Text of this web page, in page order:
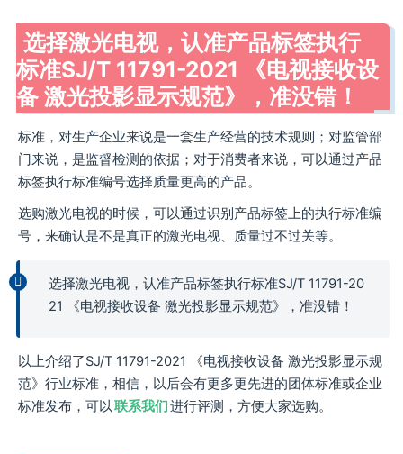
选择激光电视，认准产品标签执行
标准SJ/T 11791-2021 《电视接收设
备 激光投影显示规范》，准没错！
标准，对生产企业来说是一套生产经营的技术规则；对监管部
门来说，是监督检测的依据；对于消费者来说，可以通过产品
标签执行标准编号选择质量更高的产品。
选购激光电视的时候，可以通过识别产品标签上的执行标准编
号，来确认是不是真正的激光电视、质量过不过关等。
选择激光电视，认准产品标签执行标准SJ/T 11791-20
21 《电视接收设备 激光投影显示规范》，准没错！
以上介绍了SJ/T 11791-2021 《电视接收设备 激光投影显示规
范》行业标准，相信，以后会有更多更先进的团体标准或企业
标准发布，可以联系我们进行评测，方便大家选购。